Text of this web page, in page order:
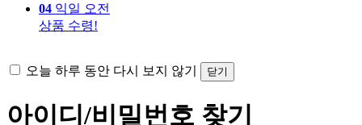
04 익일 오전
상품 수령!
오늘 하루 동안 다시 보지 않기 닫기
아이디/비밀번호 찾기